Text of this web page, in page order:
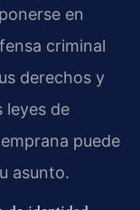
en
criminal
derechos y
leyes de
puede
asunto.